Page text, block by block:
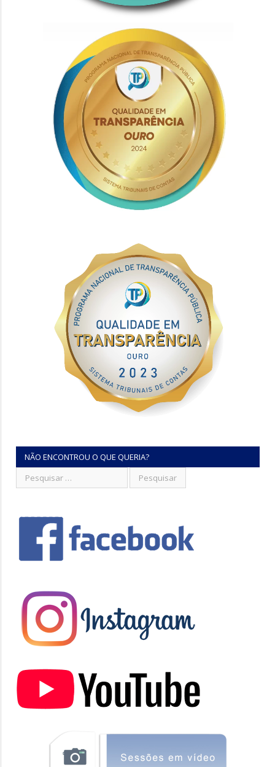
NÃO ENCONTROU O QUE QUERIA?